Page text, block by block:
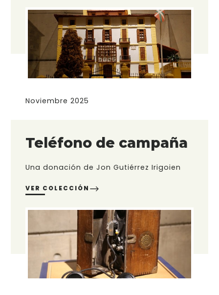
Noviembre 2025
Teléfono de campaña
Una donación de Jon Gutiérrez Irigoien
VER COLECCIÓN